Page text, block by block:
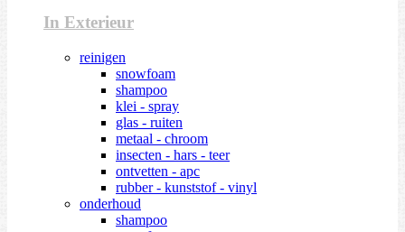
In Exterieur
reinigen
snowfoam
shampoo
klei - spray
glas - ruiten
metaal - chroom
insecten - hars - teer
ontvetten - apc
rubber - kunststof - vinyl
onderhoud
shampoo